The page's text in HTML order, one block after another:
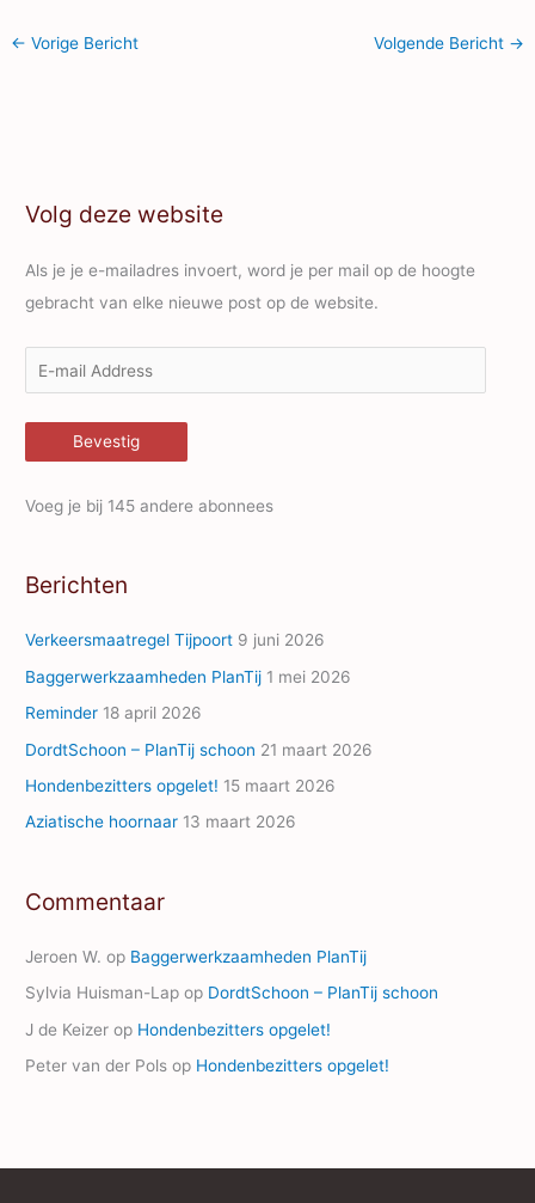
← Vorige Bericht Volgende Bericht →
Volg deze website
Als je je e-mailadres invoert, word je per mail op de hoogte
gebracht van elke nieuwe post op de website.
-
m
a
d
r
e
s
s
Bevestig
Voeg je bij 145 andere abonnees
Berichten
Verkeersmaatregel Tijpoort 9 juni 2026
Baggerwerkzaamheden PlanTij 1 mei 2026
Reminder 18 april 2026
DordtSchoon – PlanTij schoon 21 maart 2026
Hondenbezitters opgelet! 15 maart 2026
Aziatische hoornaar 13 maart 2026
Commentaar
Jeroen W. op Baggerwerkzaamheden PlanTij
Sylvia Huisman-Lap op DordtSchoon – PlanTij schoon
J de Keizer op Hondenbezitters opgelet!
Peter van der Pols op Hondenbezitters opgelet!